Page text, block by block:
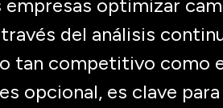
empresas optimizar
del análisis
tan competitivo como
opcional, es clave